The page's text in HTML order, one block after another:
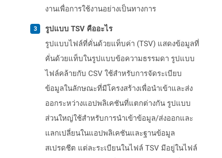
งานเพื่อการใช้งานอย่างเป็นทางการ
รูปแบบ TSV คืออะไร
รูปแบบไฟล์ที่คั่นด้วยแท็บค่า (TSV) แสดงข้อมูลที่
คั่นด้วยแท็บในรูปแบบข้อความธรรมดา รูปแบบ
ไฟล์คล้ายกับ CSV ใช้สำหรับการจัดระเบียบ
ข้อมูลในลักษณะที่มีโครงสร้างเพื่อนำเข้าและส่ง
ออกระหว่างแอปพลิเคชันที่แตกต่างกัน รูปแบบ
ส่วนใหญ่ใช้สำหรับการนำเข้าข้อมูล/ส่งออกและ
แลกเปลี่ยนในแอปพลิเคชันและฐานข้อมูล
สเปรดชีต แต่ละระเบียนในไฟล์ TSV มีอยู่ในไฟล์